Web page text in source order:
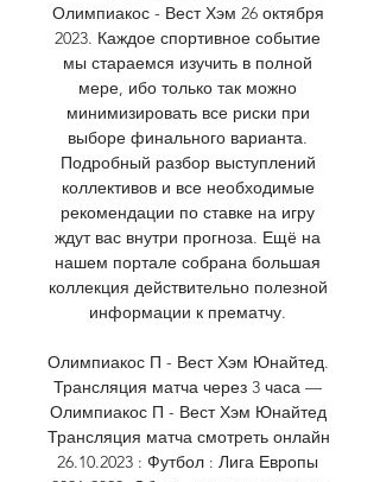
Олимпиакос - Вест Хэм 26 октября
2023. Каждое спортивное событие
мы стараемся изучить в полной
мере, ибо только так можно
минимизировать все риски при
выборе финального варианта.
Подробный разбор выступлений
коллективов и все необходимые
рекомендации по ставке на игру
ждут вас внутри прогноза. Ещё на
нашем портале собрана большая
коллекция действительно полезной
информации к прематчу.
Олимпиакос П - Вест Хэм Юнайтед.
Трансляция матча через 3 часа —
Олимпиакос П - Вест Хэм Юнайтед
Трансляция матча смотреть онлайн
26.10.2023 : Футбол : Лига Европы